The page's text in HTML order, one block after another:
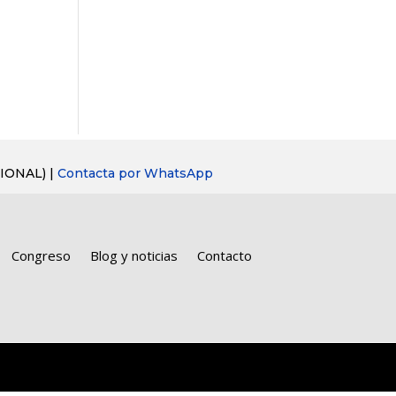
| Contacta por WhatsApp
Congreso Blog y noticias Contacto